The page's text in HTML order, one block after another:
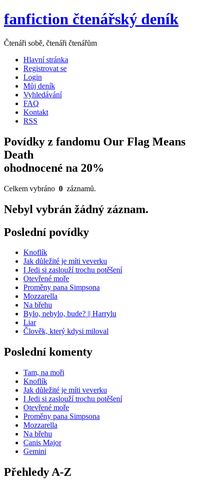
fanfiction čtenářský deník
Čtenáři sobě, čtenáři čtenářům
Hlavní stránka
Registrovat se
Login
Můj deník
Vyhledávání
FAQ
Kontakt
RSS
Povídky z fandomu Our Flag Means
Death
ohodnocené na 20%
Celkem vybráno 0 záznamů.
Nebyl vybrán žádný záznam.
Poslední povídky
Knoflík
Jak důležité je míti veverku
I Jedi si zaslouží trochu potěšení
Otevřené moře
Proměny pana Simpsona
Mozzarella
Na břehu
Bylo, nebylo, bude? || Harrylu
Liar
Člověk, který kdysi miloval
Poslední komenty
Tam, na moři
Knoflík
Jak důležité je míti veverku
I Jedi si zaslouží trochu potěšení
Otevřené moře
Proměny pana Simpsona
Mozzarella
Na břehu
Canis Major
Gemini
Přehledy A-Z